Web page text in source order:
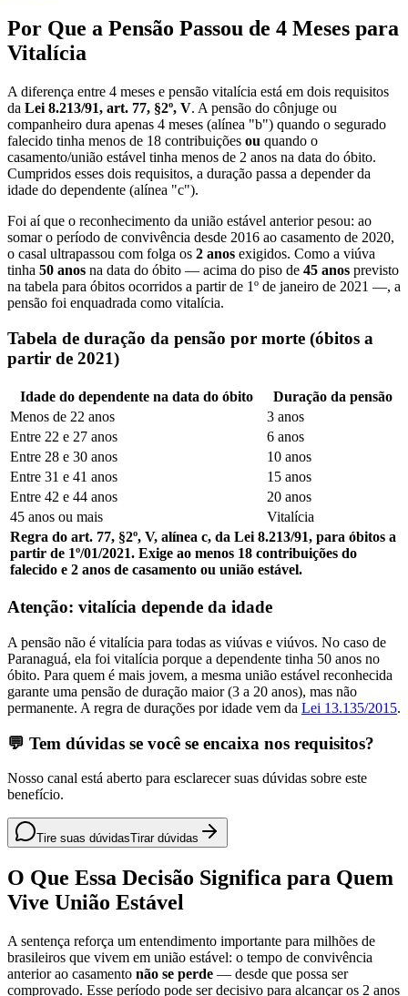
Por Que a Pensão Passou de 4 Meses para
Vitalícia
A diferença entre 4 meses e pensão vitalícia está em dois requisitos
da Lei 8.213/91, art. 77, §2º, V. A pensão do cônjuge ou
companheiro dura apenas 4 meses (alínea "b") quando o segurado
falecido tinha menos de 18 contribuições ou quando o
casamento/união estável tinha menos de 2 anos na data do óbito.
Cumpridos esses dois requisitos, a duração passa a depender da
idade do dependente (alínea "c").
Foi aí que o reconhecimento da união estável anterior pesou: ao
somar o período de convivência desde 2016 ao casamento de 2020,
o casal ultrapassou com folga os 2 anos exigidos. Como a viúva
tinha 50 anos na data do óbito — acima do piso de 45 anos previsto
na tabela para óbitos ocorridos a partir de 1º de janeiro de 2021 —, a
pensão foi enquadrada como vitalícia.
Tabela de duração da pensão por morte (óbitos a
partir de 2021)
Idade do dependente na data do óbito
Duração da pensão
Menos de 22 anos
3 anos
Entre 22 e 27 anos
6 anos
Entre 28 e 30 anos
10 anos
Entre 31 e 41 anos
15 anos
Entre 42 e 44 anos
20 anos
45 anos ou mais
Vitalícia
Regra do art. 77, §2º, V, alínea c, da Lei 8.213/91, para óbitos a
partir de 1º/01/2021. Exige ao menos 18 contribuições do
falecido e 2 anos de casamento ou união estável.
Atenção: vitalícia depende da idade
A pensão não é vitalícia para todas as viúvas e viúvos. No caso de
Paranaguá, ela foi vitalícia porque a dependente tinha 50 anos no
óbito. Para quem é mais jovem, a mesma união estável reconhecida
garante uma pensão de duração maior (3 a 20 anos), mas não
permanente. A regra de durações por idade vem da Lei 13.135/2015.
💬 Tem dúvidas se você se encaixa nos requisitos?
Nosso canal está aberto para esclarecer suas dúvidas sobre este
benefício.
Tire suas dúvidasTirar dúvidas
O Que Essa Decisão Significa para Quem
Vive União Estável
A sentença reforça um entendimento importante para milhões de
brasileiros que vivem em união estável: o tempo de convivência
anterior ao casamento não se perde — desde que possa ser
comprovado. Esse período pode ser decisivo para alcançar os 2 anos